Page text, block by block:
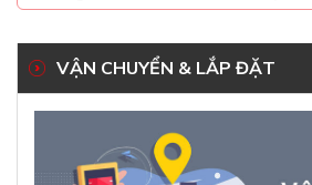
VẬN CHUYỂN & LẮP ĐẶT